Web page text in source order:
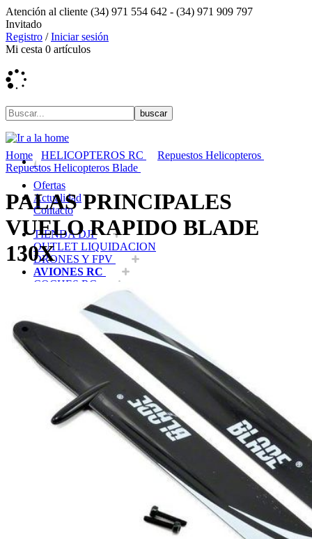
Atención al cliente (34) 971 554 642 - (34) 971 909 797
Invitado
Registro /Iniciar sesión
Mi cesta 0 artículos
Ofertas
Actualidad
Contacto
TIENDA DJI
OUTLET LIQUIDACION
DRONES Y FPV
AVIONES RC
COCHES RC
BARCOS RC
HELICOPTEROS RC
EQUIPOS RC
BATERIAS Y CARGADORES
JUEGOS MESA, CONSTRUCCION, PUZZLES
FILAMENTO IMPRESORA 3D
MOTORES Y ACCESORIOS
CURSOS Y TALLERES
ACCESORIOS, HERRAMIENTAS, PINTURAS,
MATERIALES
MAQUETAS ESTÁTICAS Y COLECCIÓN
ROBOTICA Y GADGETS ELECTRÓNICOS
SLOT Y SCALEXTRIC
Home HELICOPTEROS RC
Repuestos Helicopteros
Repuestos Helicopteros Blade
PALAS PRINCIPALES
VUELO RAPIDO BLADE
130X